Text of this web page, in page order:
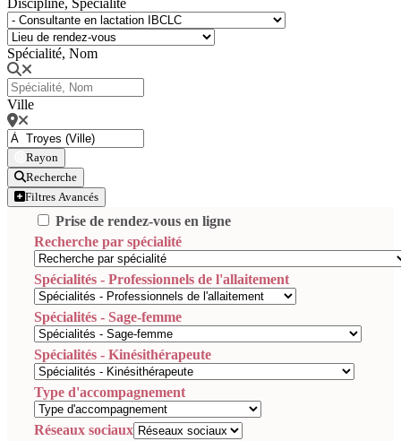
Spécialité, Nom
Ville
Rayon
Recherche
Filtres Avancés
Prise de rendez-vous en ligne
Recherche par spécialité
Spécialités - Professionnels de l'allaitement
Spécialités - Sage-femme
Spécialités - Kinésithérapeute
Type d'accompagnement
Réseaux sociaux